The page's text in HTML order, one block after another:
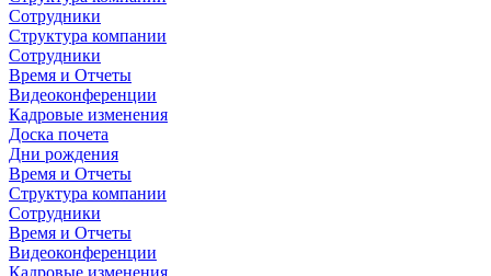
Сотрудники
Структура компании
Сотрудники
Время и Отчеты
Видеоконференции
Кадровые изменения
Доска почета
Дни рождения
Время и Отчеты
Структура компании
Сотрудники
Время и Отчеты
Видеоконференции
Кадровые изменения